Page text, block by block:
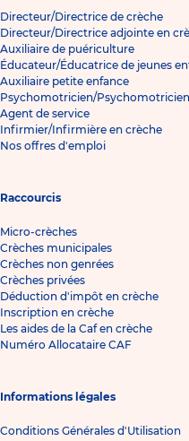
Directeur/Directrice de crèche
Directeur/Directrice adjointe en
Auxiliaire de puériculture
Éducateur/Éducatrice de jeunes
Auxiliaire petite enfance
Psychomotricien/
Agent de service
Infirmier/Infirmière en crèche
Nos offres d'emploi
Raccourcis
Micro-crèches
Crèches municipales
Crèches non genrées
Crèches privées
Déduction d'impôt en crèche
Inscription en crèche
Les aides de la Caf en crèche
Numéro Allocataire CAF
Informations légales
Conditions Générales d'Utilisation